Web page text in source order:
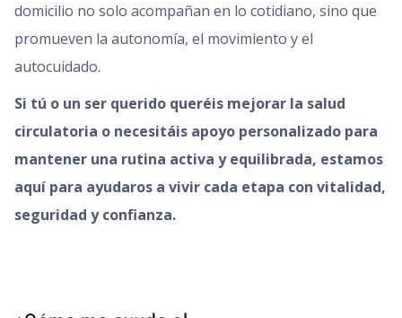
domicilio no solo acompañan en lo cotidiano, sino que
promueven la autonomía, el movimiento y el
autocuidado.
Si tú o un ser querido queréis mejorar la salud
circulatoria o necesitáis apoyo personalizado para
mantener una rutina activa y equilibrada, estamos
aquí para ayudaros a vivir cada etapa con vitalidad,
seguridad y confianza.